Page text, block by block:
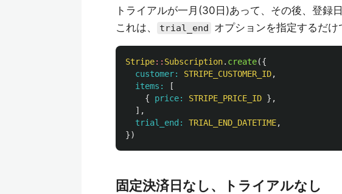
トライアルが一月(30日)あって、その後、登録
これは、
trial_end オプションを指定するだけ
Stripe:: Subscription. create({
customer: STRIPE_CUSTOMER_ID,
items:
[
{
price: STRIPE_PRICE_ID },
],
trial_end: TRIAL_END_DATETIME,
})
固定決済日なし、トライアルなし